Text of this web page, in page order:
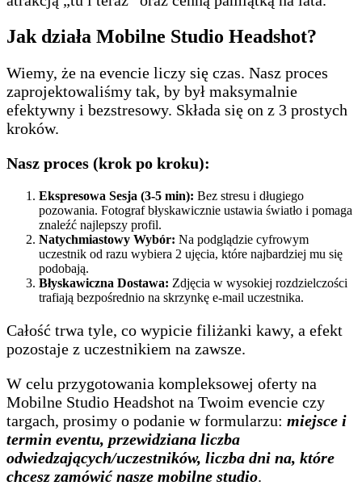
Jak działa Mobilne Studio Headshot?
Wiemy, że na evencie liczy się czas. Nasz proces
zaprojektowaliśmy tak, by był maksymalnie
efektywny i bezstresowy. Składa się on z 3 prostych
kroków.
Nasz proces (krok po kroku):
Ekspresowa Sesja (3-5 min): Bez stresu i długiego
pozowania. Fotograf błyskawicznie ustawia światło i pomaga
znaleźć najlepszy profil.
Natychmiastowy Wybór: Na podglądzie cyfrowym
uczestnik od razu wybiera 2 ujęcia, które najbardziej mu się
podobają.
Błyskawiczna Dostawa: Zdjęcia w wysokiej rozdzielczości
trafiają bezpośrednio na skrzynkę e-mail uczestnika.
Całość trwa tyle, co wypicie filiżanki kawy, a efekt
pozostaje z uczestnikiem na zawsze.
W celu przygotowania kompleksowej oferty na
Mobilne Studio Headshot na Twoim evencie czy
targach, prosimy o podanie w formularzu: miejsce i
termin eventu, przewidziana liczba
odwiedzających/uczestników, liczba dni na, które
chcesz zamówić nasze mobilne studio.